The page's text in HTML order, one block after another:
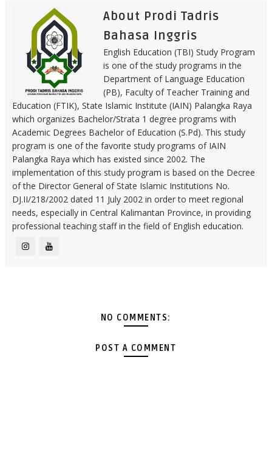
About Prodi Tadris
Bahasa Inggris
English Education (TBI) Study Program
is one of the study programs in the
Department of Language Education
(PB), Faculty of Teacher Training and
Education (FTIK), State Islamic Institute (IAIN) Palangka Raya
which organizes Bachelor/Strata 1 degree programs with
Academic Degrees Bachelor of Education (S.Pd). This study
program is one of the favorite study programs of IAIN
Palangka Raya which has existed since 2002. The
implementation of this study program is based on the Decree
of the Director General of State Islamic Institutions No.
DJ.II/218/2002 dated 11 July 2002 in order to meet regional
needs, especially in Central Kalimantan Province, in providing
professional teaching staff in the field of English education.
NO COMMENTS:
POST A COMMENT